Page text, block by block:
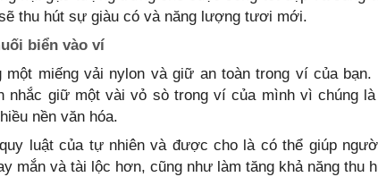
thu hút sự giàu có và năng lượng tươi mới.
biển vào ví
một miếng vải nylon và giữ an toàn trong ví của bạn.
nhắc giữ một vài vỏ sò trong ví của mình vì chúng
nền văn hóa.
luật của tự nhiên và được cho là có thể giúp
mắn và tài lộc hơn, cũng như làm tăng khả năng thu